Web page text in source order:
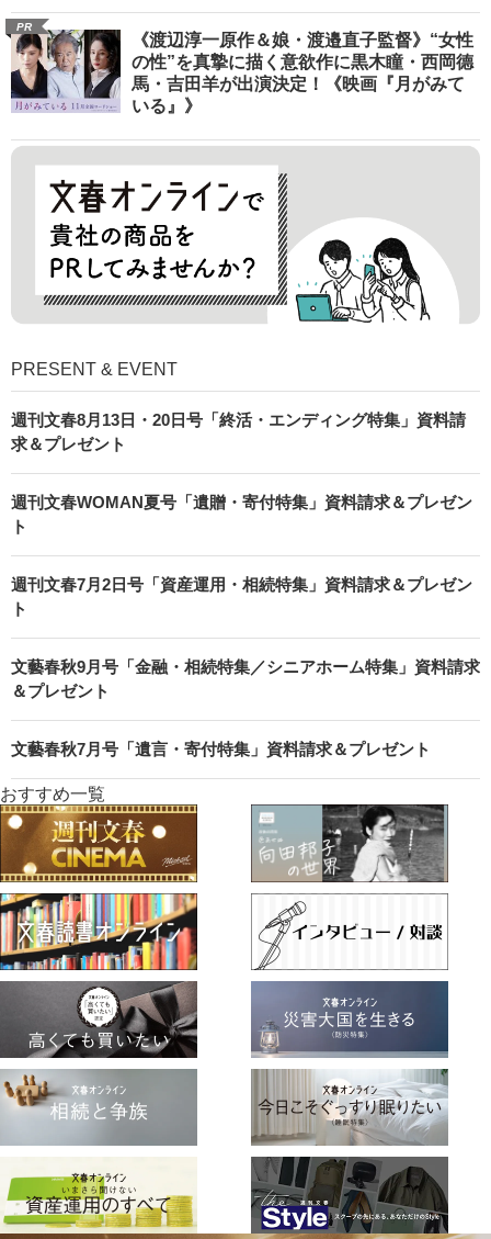
PR
《渡辺淳一原作＆娘・渡邉直子監督》“女性
の性”を真摯に描く意欲作に黒木瞳・西岡德
馬・吉田羊が出演決定！《映画『月がみて
いる』》
PRESENT & EVENT
週刊文春8月13日・20日号「終活・エンディング特集」資料請
求＆プレゼント
週刊文春WOMAN夏号「遺贈・寄付特集」資料請求＆プレゼン
ト
週刊文春7月2日号「資産運用・相続特集」資料請求＆プレゼン
ト
文藝春秋9月号「金融・相続特集／シニアホーム特集」資料請求
＆プレゼント
文藝春秋7月号「遺言・寄付特集」資料請求＆プレゼント
おすすめ一覧